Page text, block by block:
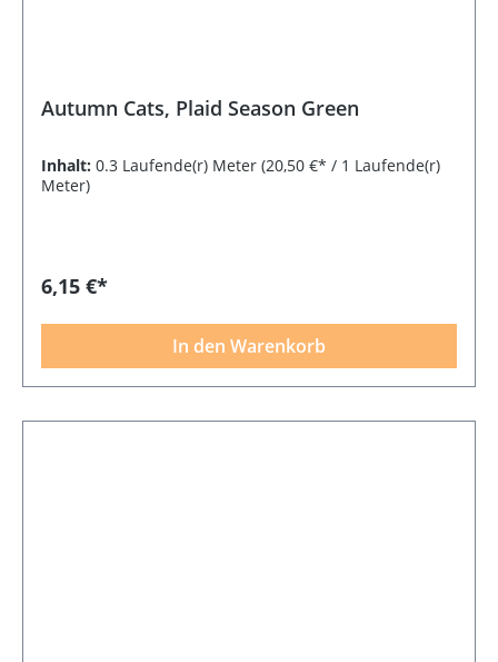
Autumn Cats, Plaid Season Green
Inhalt: 0.3 Laufende(r) Meter (20,50 €* / 1 Laufende(r)
Meter)
6,15 €*
In den Warenkorb